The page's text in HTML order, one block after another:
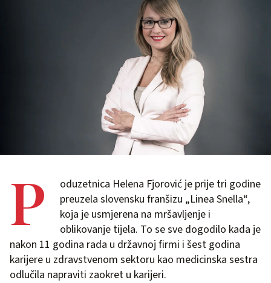
P
oduzetnica Helena Fjorović je prije tri godine
preuzela slovensku franšizu „Linea Snella“,
koja je usmjerena na mršavljenje i
oblikovanje tijela. To se sve dogodilo kada je
nakon 11 godina rada u državnoj firmi i šest godina
karijere u zdravstvenom sektoru kao medicinska sestra
odlučila napraviti zaokret u karijeri.